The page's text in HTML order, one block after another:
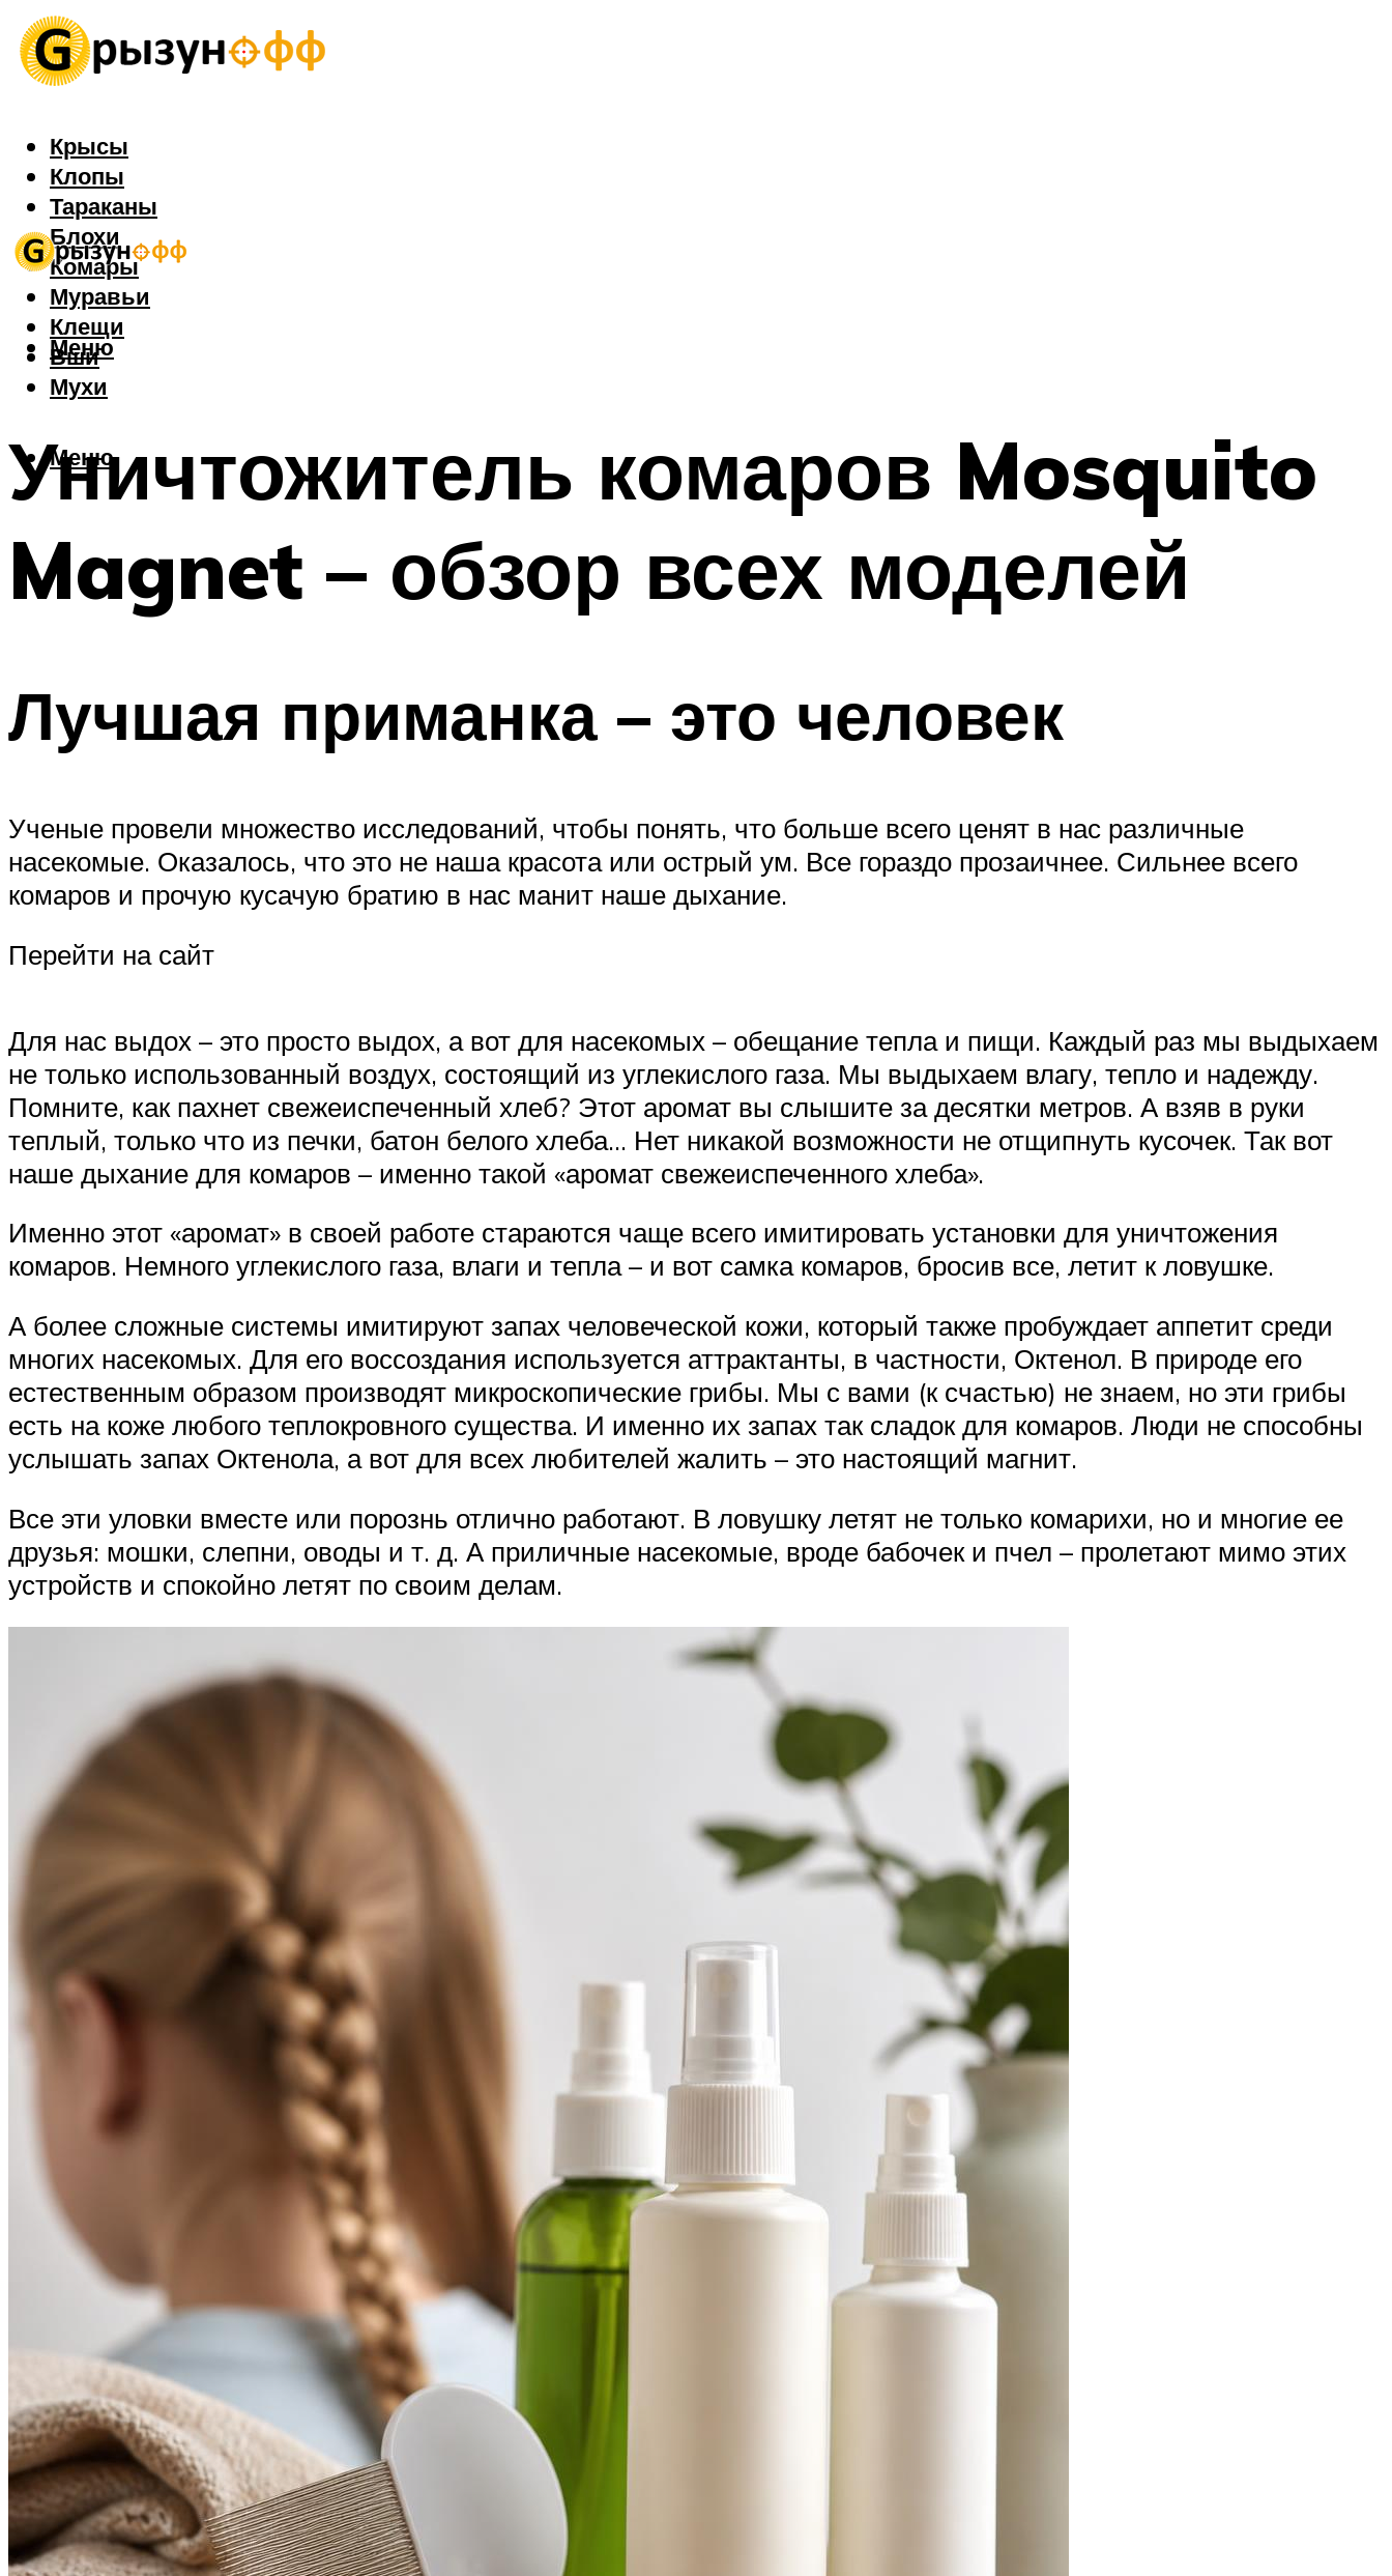
Крысы
Клопы
Тараканы
Блохи
Комары
Муравьи
Клещи
Вши
Мухи
Меню
Меню
Уничтожитель комаров Mosquito
Magnet – обзор всех моделей
Лучшая приманка – это человек
Ученые провели множество исследований, чтобы понять, что больше всего ценят в нас различные
насекомые. Оказалось, что это не наша красота или острый ум. Все гораздо прозаичнее. Сильнее всего
комаров и прочую кусачую братию в нас манит наше дыхание.
Перейти на сайт
Для нас выдох – это просто выдох, а вот для насекомых – обещание тепла и пищи. Каждый раз мы выдыхаем
не только использованный воздух, состоящий из углекислого газа. Мы выдыхаем влагу, тепло и надежду.
Помните, как пахнет свежеиспеченный хлеб? Этот аромат вы слышите за десятки метров. А взяв в руки
теплый, только что из печки, батон белого хлеба… Нет никакой возможности не отщипнуть кусочек. Так вот
наше дыхание для комаров – именно такой «аромат свежеиспеченного хлеба».
Именно этот «аромат» в своей работе стараются чаще всего имитировать установки для уничтожения
комаров. Немного углекислого газа, влаги и тепла – и вот самка комаров, бросив все, летит к ловушке.
А более сложные системы имитируют запах человеческой кожи, который также пробуждает аппетит среди
многих насекомых. Для его воссоздания используется аттрактанты, в частности, Октенол. В природе его
естественным образом производят микроскопические грибы. Мы с вами (к счастью) не знаем, но эти грибы
есть на коже любого теплокровного существа. И именно их запах так сладок для комаров. Люди не способны
услышать запах Октенола, а вот для всех любителей жалить – это настоящий магнит.
Все эти уловки вместе или порознь отлично работают. В ловушку летят не только комарихи, но и многие ее
друзья: мошки, слепни, оводы и т. д. А приличные насекомые, вроде бабочек и пчел – пролетают мимо этих
устройств и спокойно летят по своим делам.